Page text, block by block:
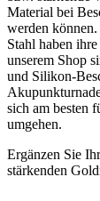
Material bei
werden
Stahl haben
unserem Shop
und Silikon-
sich am besten
umgehen.
Ergänzen Sie
stärkenden